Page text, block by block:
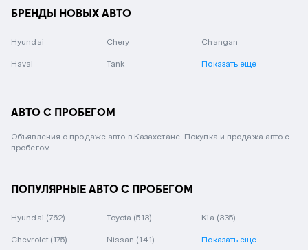
БРЕНДЫ НОВЫХ АВТО
Hyundai Chery Changan
Haval Tank Показать еще
АВТО С ПРОБЕГОМ
Объявления о продаже авто в Казахстане. Покупка и продажа авто с
пробегом.
ПОПУЛЯРНЫЕ АВТО С ПРОБЕГОМ
Hyundai (762) Toyota (513) Kia (335)
Chevrolet (175) Nissan (141) Показать еще